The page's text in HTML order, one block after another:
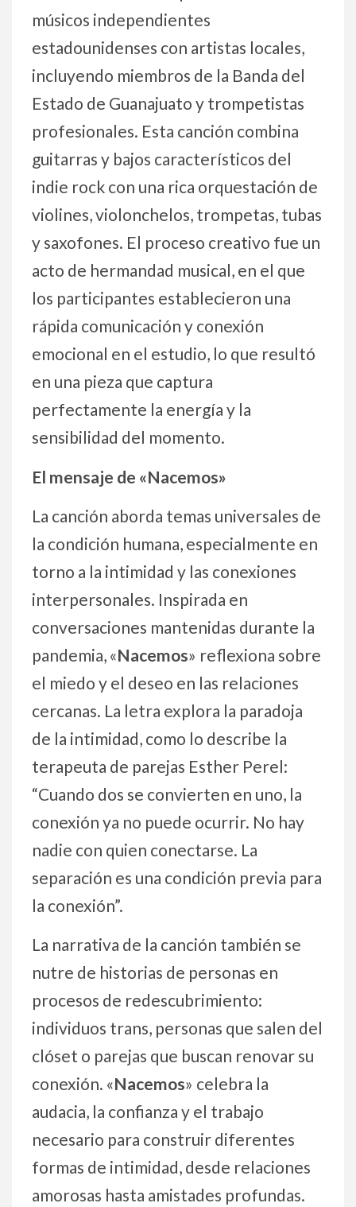
músicos independientes
estadounidenses con artistas locales,
incluyendo miembros de la Banda del
Estado de Guanajuato y trompetistas
profesionales. Esta canción combina
guitarras y bajos característicos del
indie rock con una rica orquestación de
violines, violonchelos, trompetas, tubas
y saxofones. El proceso creativo fue un
acto de hermandad musical, en el que
los participantes establecieron una
rápida comunicación y conexión
emocional en el estudio, lo que resultó
en una pieza que captura
perfectamente la energía y la
sensibilidad del momento.
El mensaje de «Nacemos»
La canción aborda temas universales de
la condición humana, especialmente en
torno a la intimidad y las conexiones
interpersonales. Inspirada en
conversaciones mantenidas durante la
pandemia, «Nacemos» reflexiona sobre
el miedo y el deseo en las relaciones
cercanas. La letra explora la paradoja
de la intimidad, como lo describe la
terapeuta de parejas Esther Perel:
“Cuando dos se convierten en uno, la
conexión ya no puede ocurrir. No hay
nadie con quien conectarse. La
separación es una condición previa para
la conexión”.
La narrativa de la canción también se
nutre de historias de personas en
procesos de redescubrimiento:
individuos trans, personas que salen del
clóset o parejas que buscan renovar su
conexión. «Nacemos» celebra la
audacia, la confianza y el trabajo
necesario para construir diferentes
formas de intimidad, desde relaciones
amorosas hasta amistades profundas.